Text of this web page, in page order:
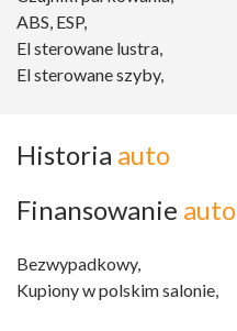
ABS, ESP,
El sterowane lustra,
El sterowane szyby,
Historia auto
Finansowanie auto
Bezwypadkowy,
Kupiony w polskim salonie,